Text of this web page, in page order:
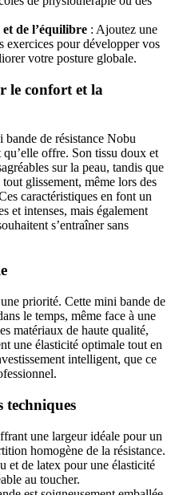
de l’équilibre : Ajoutez une
exercices pour développer vos
votre posture globale.
le confort et la
de résistance Nobu
offre. Son tissu doux et
sur la peau, tandis que
glissement, même lors des
caractéristiques en font un
et intenses, mais également
s’entraîner sans
priorité. Cette mini bande de
le temps, même face à une
matériaux de haute qualité,
une élasticité optimale tout en
intelligent, que ce
techniques
une largeur idéale pour un
homogène de la résistance.
et de latex pour une élasticité
au toucher.